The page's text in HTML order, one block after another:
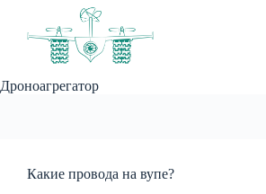
Дроноагрегатор
Какие провода на вупе?